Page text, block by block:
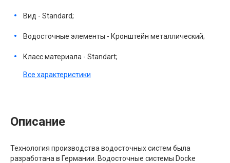
Вид - Standard;
Водосточные элементы - Кронштейн металлический;
Класс материала - Standart;
Все характеристики
Описание
Технология производства водосточных систем была
разработана в Германии. Водосточные системы Docke